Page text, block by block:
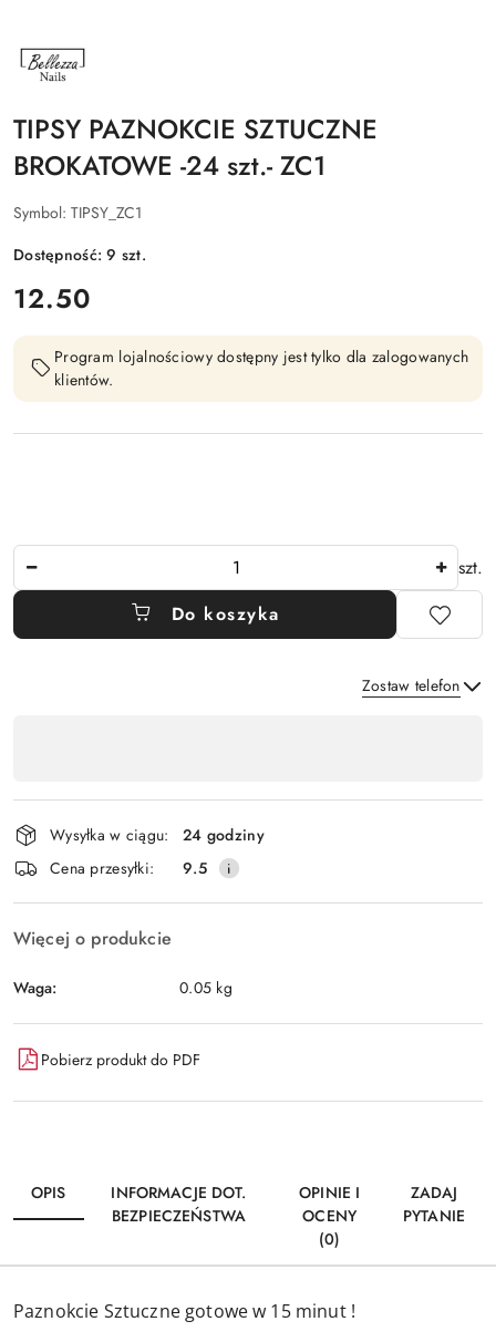
NAZWA
PRODUCENTA:
BELLEZZA
TIPSY PAZNOKCIE SZTUCZNE
BROKATOWE -24 szt.- ZC1
Symbol: TIPSY_ZC1
Dostępność:9 szt.
cena:
12.50
Program lojalnościowy dostępny jest tylko dla zalogowanych
klientów.
szt.
Do koszyka
Zostaw telefon
płatność
i
dostawa
Wysyłka w ciągu:
24 godziny
Cena przesyłki:
9.5
Więcej o produkcie
Waga: 0.05 kg
Pobierz produkt do PDF
OPIS
INFORMACJE DOT.
BEZPIECZEŃSTWA
OPINIE I
OCENY
(0)
ZADAJ
PYTANIE
Paznokcie Sztuczne gotowe w 15 minut !